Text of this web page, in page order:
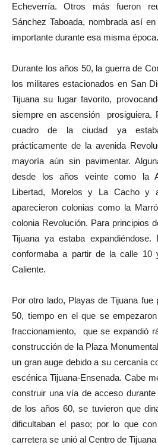
Echeverría. Otros más fueron
Sánchez Taboada, nombrada así
importante durante esa misma época.
Durante los años 50, la guerra de
los militares estacionados en San
Tijuana su lugar favorito,
siempre en ascensión prosiguiera.
cuadro de la ciudad ya
prácticamente de la avenida
mayoría aún sin pavimentar.
desde los años veinte como la
Libertad, Morelos y La Cacho y
aparecieron colonias como la
colonia Revolución. Para principios
Tijuana ya estaba
conformaba a partir de la calle 10
Caliente.
Por otro lado, Playas de Tijuana fue
50, tiempo en el que se
fraccionamiento, que se expandió
construcción de la Plaza
un gran auge debido a su cercanía
escénica Tijuana-Ensenada. Cabe
construir una vía de acceso
de los años 60, se tuvieron que
dificultaban el paso; por lo que
carretera se unió al Centro de